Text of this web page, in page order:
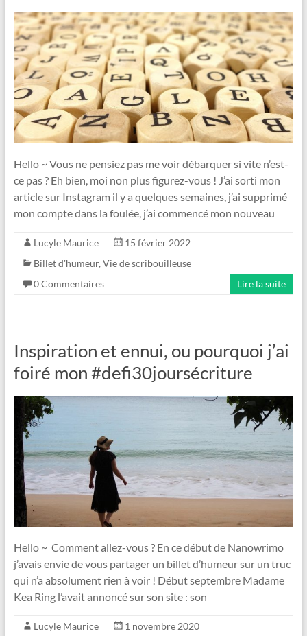
Hello ~ Vous ne pensiez pas me voir débarquer si vite n’est-
ce pas ? Eh bien, moi non plus figurez-vous ! J’ai sorti mon
article sur Instagram il y a quelques semaines, j’ai supprimé
mon compte dans la foulée, j’ai commencé mon nouveau
Lucyle Maurice
15 février 2022
Billet d'humeur, Vie de scribouilleuse
0 Commentaires
Lire la suite
Inspiration et ennui, ou pourquoi j’ai
foiré mon #defi30joursécriture
Hello ~ Comment allez-vous ? En ce début de Nanowrimo
j’avais envie de vous partager un billet d’humeur sur un truc
qui n’a absolument rien à voir ! Début septembre Madame
Kea Ring l’avait annoncé sur son site : son
Lucyle Maurice
1 novembre 2020